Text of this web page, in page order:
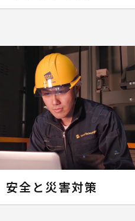
安全と災害対策